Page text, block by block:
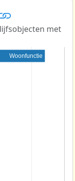
met
Woonfunctie